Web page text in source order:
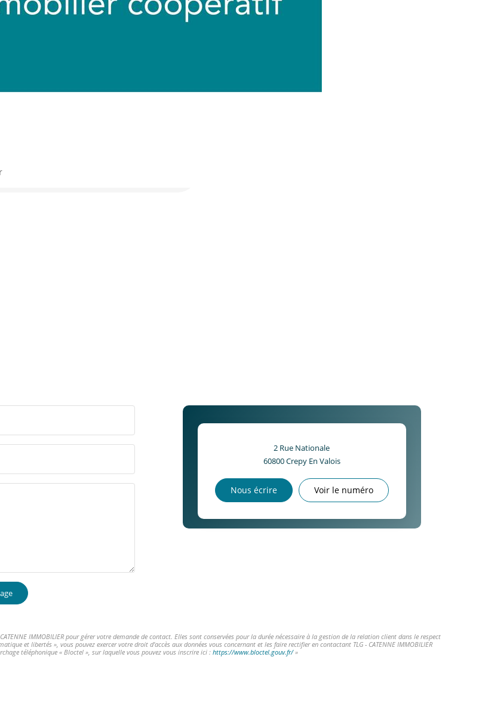
2 Rue Nationale
60800Crepy En Valois
Nous écrire Voir le numéro
IMMOBILIER pour gérer votre demande de contact. Elles sont conservées pour la durée nécessaire à la gestion de la relation client dans le respect
et libertés », vous pouvez exercer votre droit d'accès aux données vous concernant et les faire rectifier en contactant TLG - CATENNE IMMOBILIER
téléphonique « Bloctel », sur laquelle vous pouvez vous inscrire ici : https://www.bloctel.gouv.fr/»